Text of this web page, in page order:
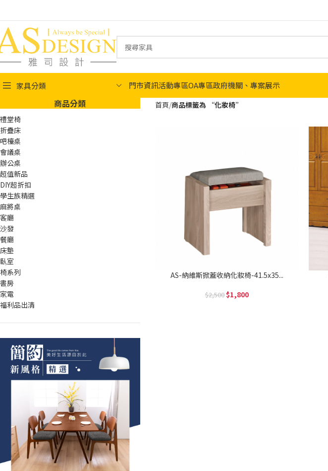
家具分類 門市資訊活動專區OA專區政府機關、專案展示
商品分類
禮堂椅
折疊床
吧檯桌
會議桌
辦公桌
超值新品
DIY超折扣
學生族精選
麻將桌
客廳
沙發
餐廳
床墊
臥室
椅系列
書房
家電
福利品出清
首頁 商品標籤為 “化妝椅”
AS-納維斯掀蓋收納化妝椅-41.5x35...
2,500 1,800